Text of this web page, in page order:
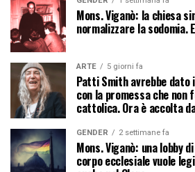
Mons. Viganò: la chiesa
normalizzare la sodomia.
ARTE 5 giorni fa
Patti Smith avrebbe dato
con la promessa che
cattolica. Ora è accolta
GENDER 2 settimane fa
Mons. Viganò: una
corpo ecclesiale vuole